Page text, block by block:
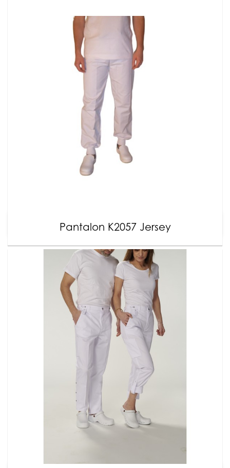
Pantalon K2057 Jersey